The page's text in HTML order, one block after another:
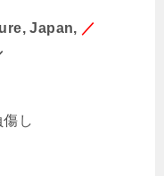
Japan, ／
傷し